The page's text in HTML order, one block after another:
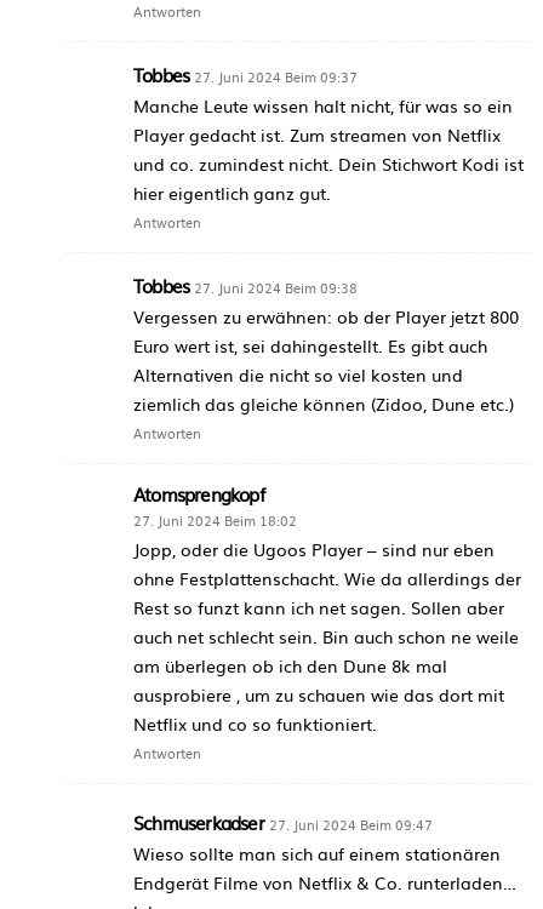
Antworten
Tobbes 27. Juni 2024 Beim 09:37
Manche Leute wissen halt nicht, für was so ein
Player gedacht ist. Zum streamen von Netflix
und co. zumindest nicht. Dein Stichwort Kodi ist
hier eigentlich ganz gut.
Antworten
Tobbes 27. Juni 2024 Beim 09:38
Vergessen zu erwähnen: ob der Player jetzt 800
Euro wert ist, sei dahingestellt. Es gibt auch
Alternativen die nicht so viel kosten und
ziemlich das gleiche können (Zidoo, Dune etc.)
Antworten
Atomsprengkopf
27. Juni 2024 Beim 18:02
Jopp, oder die Ugoos Player – sind nur eben
ohne Festplattenschacht. Wie da allerdings der
Rest so funzt kann ich net sagen. Sollen aber
auch net schlecht sein. Bin auch schon ne weile
am überlegen ob ich den Dune 8k mal
ausprobiere , um zu schauen wie das dort mit
Netflix und co so funktioniert.
Antworten
Schmuserkadser 27. Juni 2024 Beim 09:47
Wieso sollte man sich auf einem stationären
Endgerät Filme von Netflix & Co. runterladen…